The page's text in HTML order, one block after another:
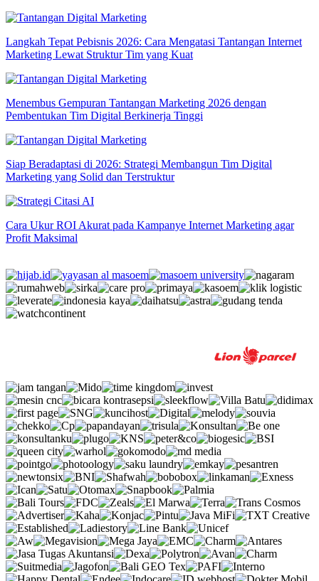
Langkah Tepat Pebisnis 2026: Cara Mengatasi Tantangan Internet
Marketing Lewat Struktur Tim yang Kuat
Menembus Gempuran Tantangan Marketing 2026 dengan
Pembentukan Tim Digital Berkinerja Tinggi
Siap Beradaptasi di 2026: Strategi Membangun Tim Digital
Marketing yang Solid dan Terstruktur
Cara Ukur ROI Akurat pada Kampanye Internet Marketing agar
Profit Maksimal